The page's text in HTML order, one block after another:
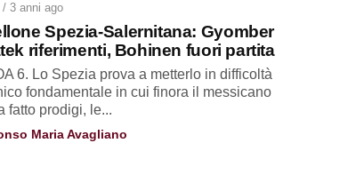
/ 3 anni ago
Spezia-Salernitana: Gyomber
riferimenti, Bohinen fuori partita
6. Lo Spezia prova a metterlo in difficoltà
fondamentale in cui finora il messicano
fatto prodigi, le...
Maria Avagliano